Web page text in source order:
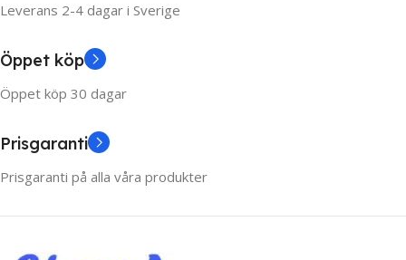
Leverans 2-4 dagar i Sverige
Öppet köp
Öppet köp 30 dagar
Prisgaranti
Prisgaranti på alla våra produkter